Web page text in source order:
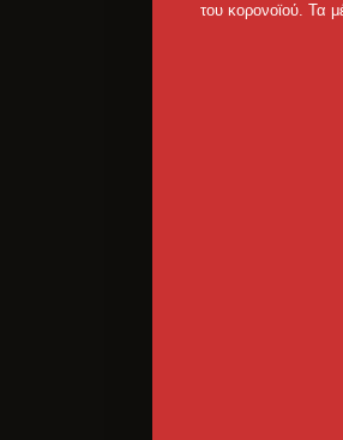
του κορονοϊού. Τα